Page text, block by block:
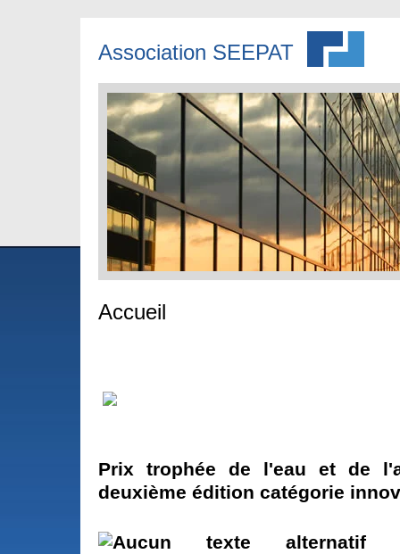
Association SEEPAT
Accueil
Prix trophée de l'eau et de
deuxième édition catégorie